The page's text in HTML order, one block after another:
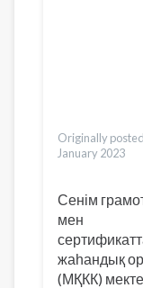
Originally
January 2023
Сенім
мен
жаһандық
(МҚКК)